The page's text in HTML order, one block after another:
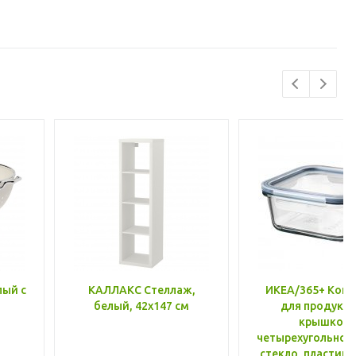
с
КАЛЛАКС Стеллаж,
белый, 42x147 см
ИКЕА/365+
для
крышкой,